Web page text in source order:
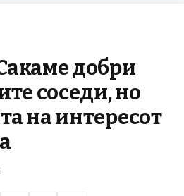
добри
соседи, но
на интересот